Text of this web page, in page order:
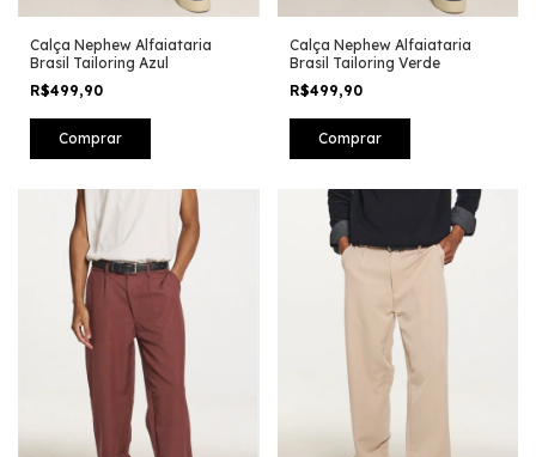
Calça Nephew Alfaiataria
Brasil Tailoring Azul
R$499,90
Comprar
Calça Nephew Alfaiataria
Brasil Tailoring Verde
R$499,90
Comprar